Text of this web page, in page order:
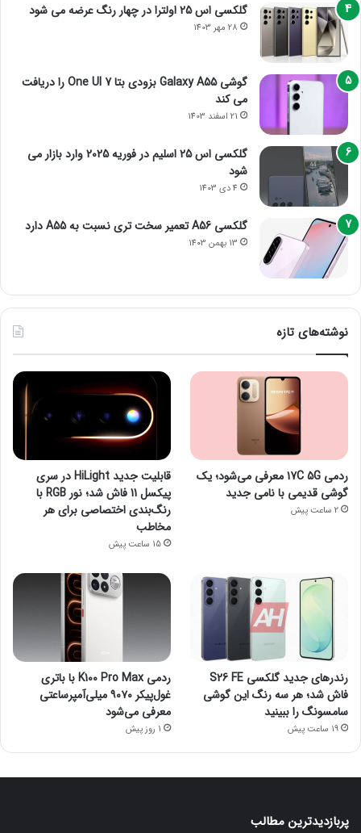
گلکسی اس 25 اولترا در چهار رنگ عرضه می شود
28 مهر 1403
گوشی Galaxy A55 بزودی بتا One UI 7 را دریافت
می کند
21 اسفند 1403
گلکسی اس 25 اسلیم در فوریه 2025 وارد بازار می
شود
4 دی 1403
گلکسی A56 تعمیر سخت تری نسبت به A55 دارد
13 بهمن 1403
نوشته‌های تازه
ردمی 17C 5G معرفی می‌شود؛ یک
گوشی قدیمی با نامی جدید
2 ساعت پیش
قابلیت جدید HiLight در سری
پیکسل 11 فاش شد؛ نور RGB با
رنگ‌بندی اختصاصی برای هر
مخاطب
15 ساعت پیش
رندرهای جدید گلکسی S26 FE
فاش شد؛ هر سه رنگ این گوشی
سامسونگ را ببینید
19 ساعت پیش
ردمی K100 Pro Max با باتری
غول‌پیکر ۹۰۷۰ میلی‌آمپرساعتی
معرفی می‌شود
1 روز پیش
پربازدیدترین مطالب